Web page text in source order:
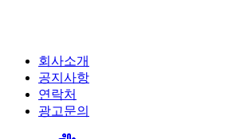
회사소개
공지사항
연락처
광고문의